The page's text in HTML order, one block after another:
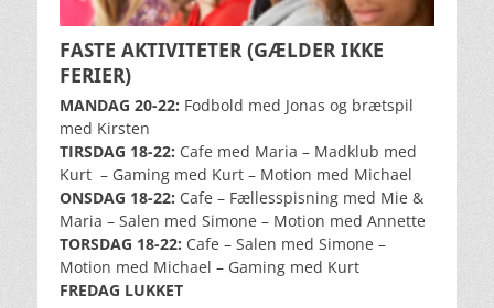
FASTE AKTIVITETER (GÆLDER IKKE
FERIER)
MANDAG 20-22: Fodbold med Jonas og brætspil
med Kirsten
TIRSDAG 18-22: Cafe med Maria – Madklub med
Kurt – Gaming med Kurt – Motion med Michael
ONSDAG 18-22: Cafe – Fællesspisning med Mie &
Maria – Salen med Simone – Motion med Annette
TORSDAG 18-22: Cafe – Salen med Simone –
Motion med Michael – Gaming med Kurt
FREDAG LUKKET